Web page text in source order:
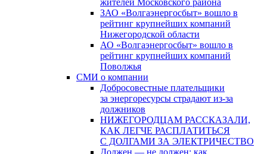
жителей Московского района
ЗАО «Волгаэнергосбыт» вошло в
рейтинг крупнейших компаний
Нижегородской области
АО «Волгаэнергосбыт» вошло в
рейтинг крупнейших компаний
Поволжья
СМИ о компании
Добросовестные плательщики
за энергоресурсы страдают из-за
должников
НИЖЕГОРОДЦАМ РАССКАЗАЛИ,
КАК ЛЕГЧЕ РАСПЛАТИТЬСЯ
С ДОЛГАМИ ЗА ЭЛЕКТРИЧЕСТВО